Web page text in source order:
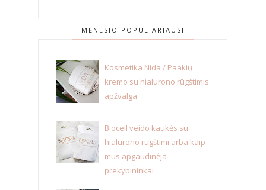
MĖNESIO POPULIARIAUSI
Kosmetika Nida / Paakių
kremo su hialurono rūgštimis
apžvalga
Biocell veido kaukės su
hialurono rūgštimi arba kaip
mus apgaudinėja
prekybininkai